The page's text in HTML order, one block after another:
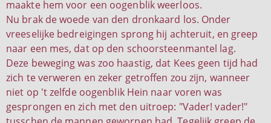
maakte hem voor een oogenblik weerloos.
Nu brak de woede van den dronkaard los. Onder
vreeselijke bedreigingen sprong hij achteruit, en greep
naar een mes, dat op den schoorsteenmantel lag.
Deze beweging was zoo haastig, dat Kees geen tijd had
zich te verweren en zeker getroffen zou zijn, wanneer
niet op 't zelfde oogenblik Hein naar voren was
gesprongen en zich met den uitroep: "Vader! vader!"